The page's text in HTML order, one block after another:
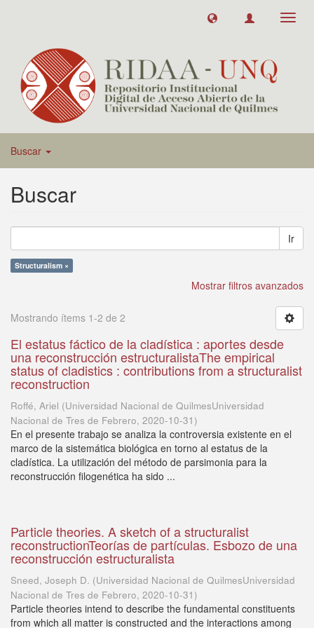
Buscar
Buscar
Ir
Structuralism ×
Mostrar filtros avanzados
Mostrando ítems 1-2 de 2
El estatus fáctico de la cladística : aportes desde
una reconstrucción estructuralistaThe empirical
status of cladistics : contributions from a structuralist
reconstruction
Roffé, Ariel (Universidad Nacional de QuilmesUniversidad
Nacional de Tres de Febrero, 2020-10-31)
En el presente trabajo se analiza la controversia existente en el
marco de la sistemática biológica en torno al estatus de la
cladística. La utilización del método de parsimonia para la
reconstrucción filogenética ha sido ...
Particle theories. A sketch of a structuralist
reconstructionTeorías de partículas. Esbozo de una
reconstrucción estructuralista
Sneed, Joseph D. (Universidad Nacional de QuilmesUniversidad
Nacional de Tres de Febrero, 2020-10-31)
Particle theories intend to describe the fundamental constituents
from which all matter is constructed and the interactions among